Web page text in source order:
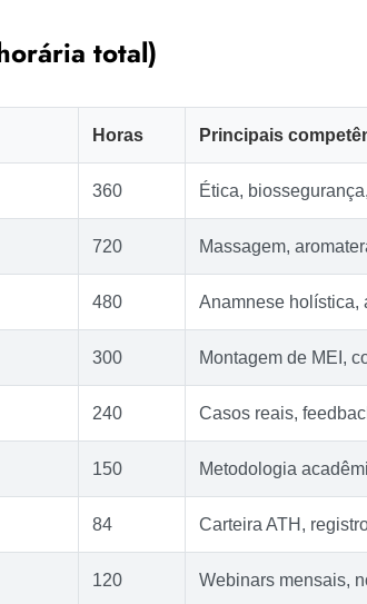
total)
Horas Principais
360 Ética,
720 Massagem,
480 Anamnese holística,
300 Montagem de MEI,
240 Casos reais,
150 Metodologia
84 Carteira ATH,
120 Webinars mensais,